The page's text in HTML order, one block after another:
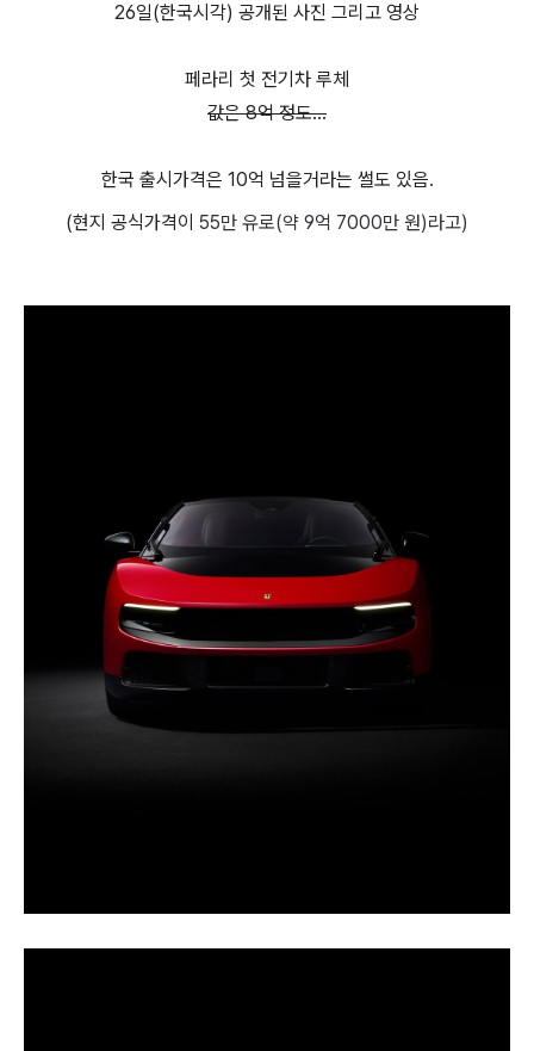
26일(한국시각) 공개된 사진 그리고 영상
페라리 첫 전기차 루체
값은 8억 정도...
한국 출시가격은 10억 넘을거라는 썰도 있음.
(현지 공식가격이 55만 유로(약 9억 7000만 원)라고)